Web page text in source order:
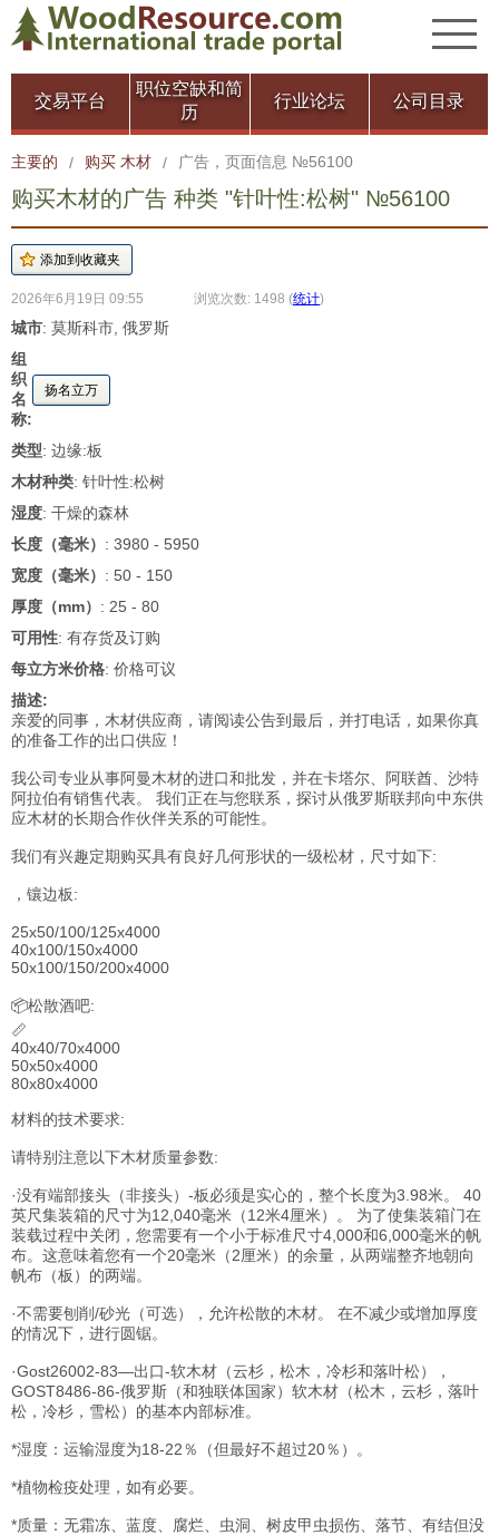
交易平台
职位空缺和简
历
行业论坛 公司目录
主要的 / 购买 木材 / 广告，页面信息 №56100
购买木材的广告 种类 "针叶性:松树" №56100
2026年6月19日 09:55 浏览次数: 1498 (统计)
城市: 莫斯科市, 俄罗斯
组
织
名
称:
扬名立万
类型: 边缘:板
木材种类: 针叶性:松树
湿度: 干燥的森林
长度（毫米） : 3980 - 5950
宽度（毫米） : 50 - 150
厚度（mm） : 25 - 80
可用性: 有存货及订购
每立方米价格: 价格可议
描述:
亲爱的同事，木材供应商，请阅读公告到最后，并打电话，如果你真
的准备工作的出口供应！
我公司专业从事阿曼木材的进口和批发，并在卡塔尔、阿联酋、沙特
阿拉伯有销售代表。 我们正在与您联系，探讨从俄罗斯联邦向中东供
应木材的长期合作伙伴关系的可能性。
我们有兴趣定期购买具有良好几何形状的一级松材，尺寸如下:
，镶边板:
25x50/100/125x4000
40x100/150x4000
50x100/150/200x4000
📦松散酒吧:
📏
40x40/70x4000
50x50x4000
80x80x4000
材料的技术要求:
请特别注意以下木材质量参数:
·没有端部接头（非接头）-板必须是实心的，整个长度为3.98米。 40
英尺集装箱的尺寸为12,040毫米（12米4厘米）。 为了使集装箱门在
装载过程中关闭，您需要有一个小于标准尺寸4,000和6,000毫米的帆
布。这意味着您有一个20毫米（2厘米）的余量，从两端整齐地朝向
帆布（板）的两端。
·不需要刨削/砂光（可选），允许松散的木材。 在不减少或增加厚度
的情况下，进行圆锯。
·Gost26002-83—出口-软木材（云杉，松木，冷杉和落叶松），
GOST8486-86-俄罗斯（和独联体国家）软木材（松木，云杉，落叶
松，冷杉，雪松）的基本内部标准。
*湿度：运输湿度为18-22％（但最好不超过20％）。
*植物检疫处理，如有必要。
*质量：无霜冻、蓝度、腐烂、虫洞、树皮甲虫损伤、落节、有结但没